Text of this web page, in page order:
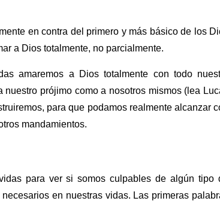
en contra del primero y más básico de los
a Dios totalmente, no parcialmente.
amaremos a Dios totalmente con todo
prójimo como a nosotros mismos (lea
para que podamos realmente alcanzar
mandamientos.
para ver si somos culpables de algún tipo
en nuestras vidas. Las primeras